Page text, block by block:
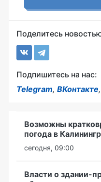
Поделитесь
Подпишитесь на нас:
Telegram, ВКонтакте,
Возможны
погода в
сегодня, 09:00
Власти о здании-